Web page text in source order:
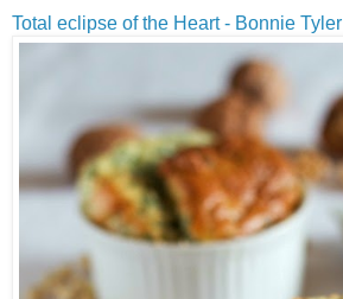
Total eclipse of the Heart - Bonnie Tyler